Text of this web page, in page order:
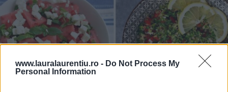
www.lauralaurentiu.ro - Do Not Process My
Personal Information